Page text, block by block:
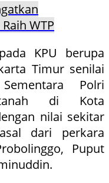
WTP
KPU berupa
Timur senilai
Polri
di Kota
nilai sekitar
dari perkara
Puput